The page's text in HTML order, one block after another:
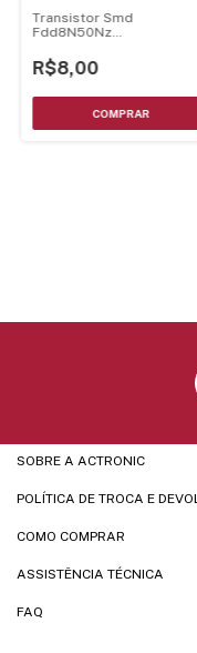
Transistor Smd
Fdd8N50Nz
Protencao To252
R$8,00
SOBRE A ACTRONIC
POLÍTICA DE TROCA E
COMO COMPRAR
ASSISTÊNCIA TÉCNICA
FAQ